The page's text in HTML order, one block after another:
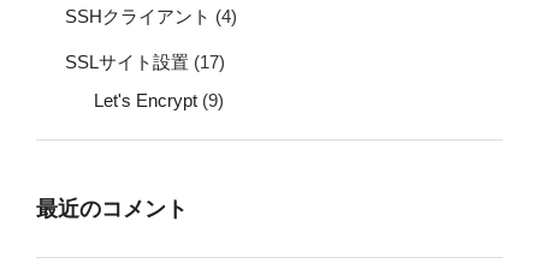
SSHクライアント (4)
SSLサイト設置 (17)
Let's Encrypt (9)
最近のコメント